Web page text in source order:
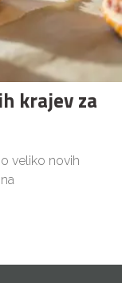
krajev za
veliko novih